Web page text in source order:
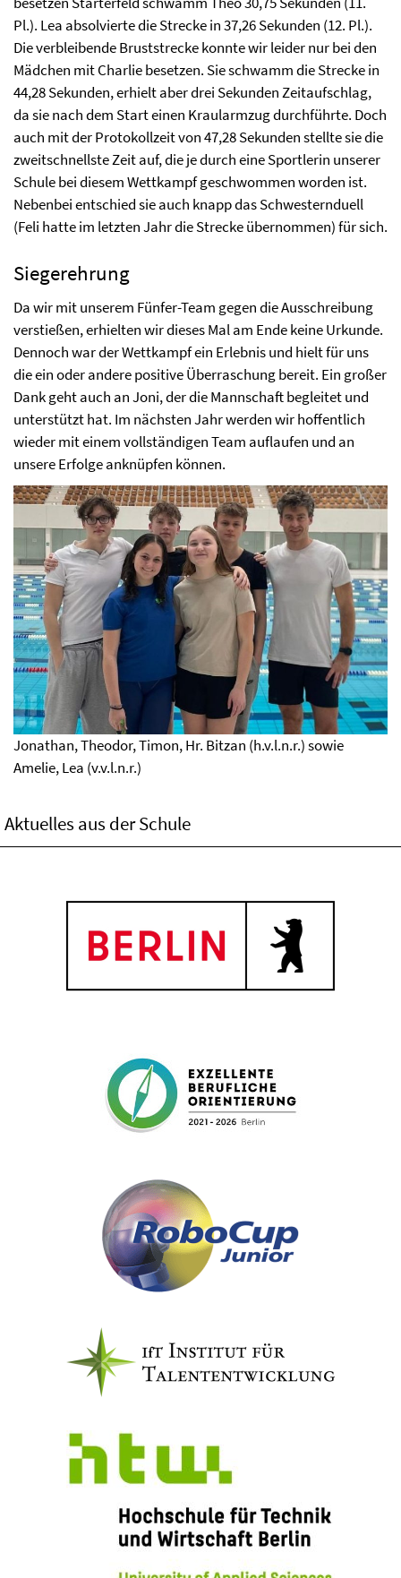
Pl.). Lea absolvierte die Strecke in 37,26 Sekunden (12. Pl.).
Die verbleibende Bruststrecke konnte wir leider nur bei den
Mädchen mit Charlie besetzen. Sie schwamm die Strecke in
44,28 Sekunden, erhielt aber drei Sekunden Zeitaufschlag,
da sie nach dem Start einen Kraularmzug durchführte. Doch
auch mit der Protokollzeit von 47,28 Sekunden stellte sie die
zweitschnellste Zeit auf, die je durch eine Sportlerin unserer
Schule bei diesem Wettkampf geschwommen worden ist.
Nebenbei entschied sie auch knapp das Schwesternduell
(Feli hatte im letzten Jahr die Strecke übernommen) für sich.
Siegerehrung
Da wir mit unserem Fünfer-Team gegen die Ausschreibung
verstießen, erhielten wir dieses Mal am Ende keine Urkunde.
Dennoch war der Wettkampf ein Erlebnis und hielt für uns
die ein oder andere positive Überraschung bereit. Ein großer
Dank geht auch an Joni, der die Mannschaft begleitet und
unterstützt hat. Im nächsten Jahr werden wir hoffentlich
wieder mit einem vollständigen Team auflaufen und an
unsere Erfolge anknüpfen können.
Jonathan, Theodor, Timon, Hr. Bitzan (h.v.l.n.r.) sowie
Amelie, Lea (v.v.l.n.r.)
Aktuelles aus der Schule